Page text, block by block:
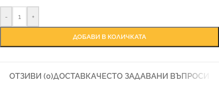
- +
ДОБАВИ В КОЛИЧКАТА
ОТЗИВИ (0)ДОСТАВКАЧЕСТО ЗАДАВАНИ ВЪПРОСИ